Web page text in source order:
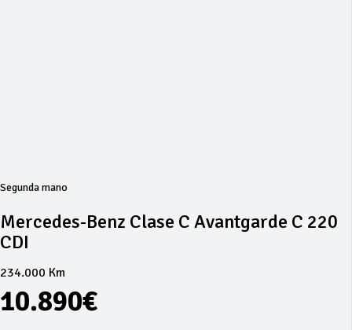
Segunda mano
Mercedes-Benz Clase C Avantgarde C 220
CDI
234.000 Km
10.890€